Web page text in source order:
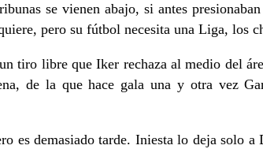
se vienen abajo, si antes
pero su fútbol necesita una Liga, los
tiro libre que Iker rechaza al medio del
de la que hace gala una y otra vez
demasiado tarde. Iniesta lo deja solo